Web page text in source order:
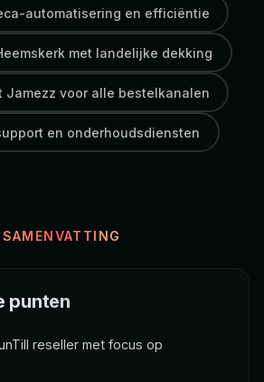
automatisering en efficiëntie
met landelijke dekking
Jamezz voor alle bestelkanalen
en onderhoudsdiensten
SAMENVATTING
punten
reseller met focus op